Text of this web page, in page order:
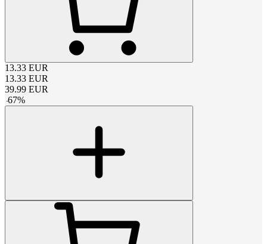
13.33 EUR
13.33 EUR
39.99 EUR
-67%